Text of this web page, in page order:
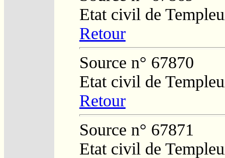
Etat civil de
Retour
Source n° 67870
Etat civil de
Retour
Source n° 67871
Etat civil de